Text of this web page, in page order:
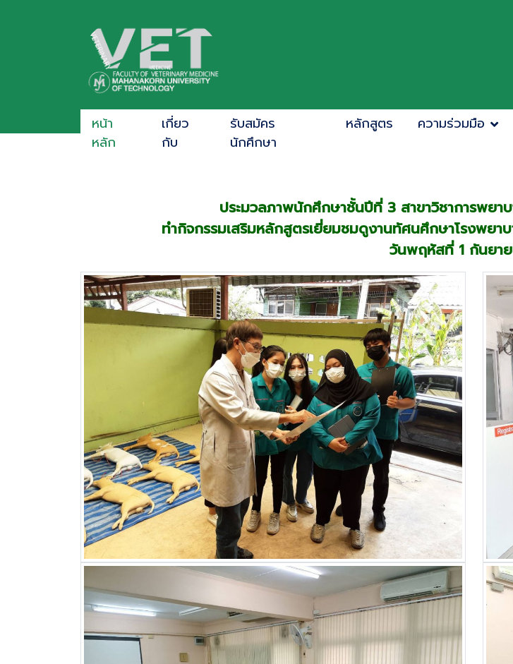
หน้า
หลัก
เกี่ยว
กับ
รับสมัคร
นักศึกษา
หลักสูตร ความร่วมมือ
ประมวลภาพนักศึกษาชั้นปีที่ 3 สาขาวิชาการพย
ทำกิจกรรมเสริมหลักสูตรเยี่ยมชมดูงานทัศนศึกษาโรงพยา
วันพฤหัสที่ 1 กันยา